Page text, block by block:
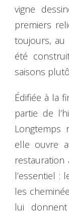
vigne
premiers
toujours, au
été
saisons
Édifiée à la
partie de
Longtemps
elle ouvre
l’essentiel :
les
lui